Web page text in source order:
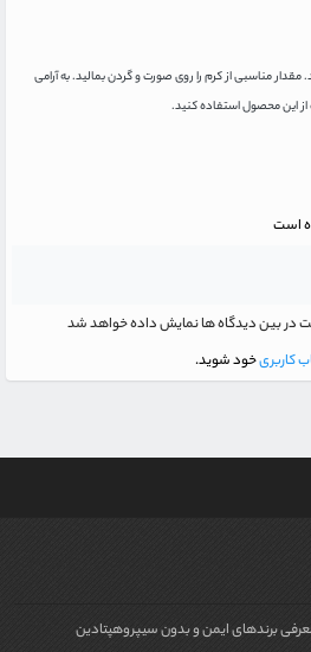
مناسبی از کرم را روی صورت و گردن بمالید. به آرامی
این محصول استفاده کنید.
است
در بین دیدگاه ها نمایش داده خواهد شد
کاربریخود شوید.
برندهای ایمن و بدون سیپروهپتادین